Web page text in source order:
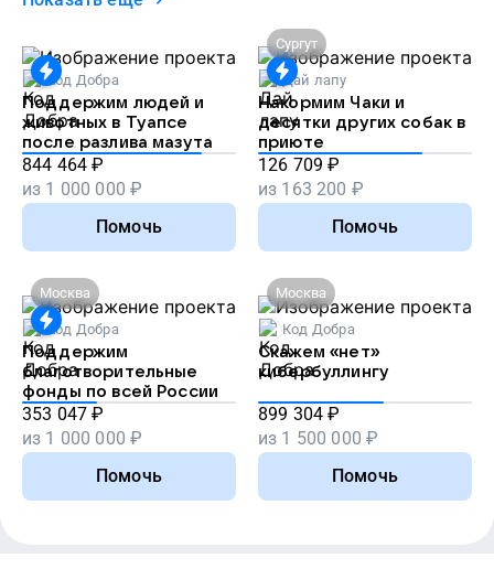
Код Добра
Поддержим людей и
животных в Туапсе
после разлива мазута
844 464 ₽
из 1 000 000 ₽
Помочь
Сургут
Дай лапу
Накормим Чаки и
десятки других собак в
приюте
126 709 ₽
из 163 200 ₽
Помочь
Москва
Код Добра
Поддержим
благотворительные
фонды по всей России
353 047 ₽
из 1 000 000 ₽
Помочь
Москва
Код Добра
Скажем «нет»
кибербуллингу
899 304 ₽
из 1 500 000 ₽
Помочь